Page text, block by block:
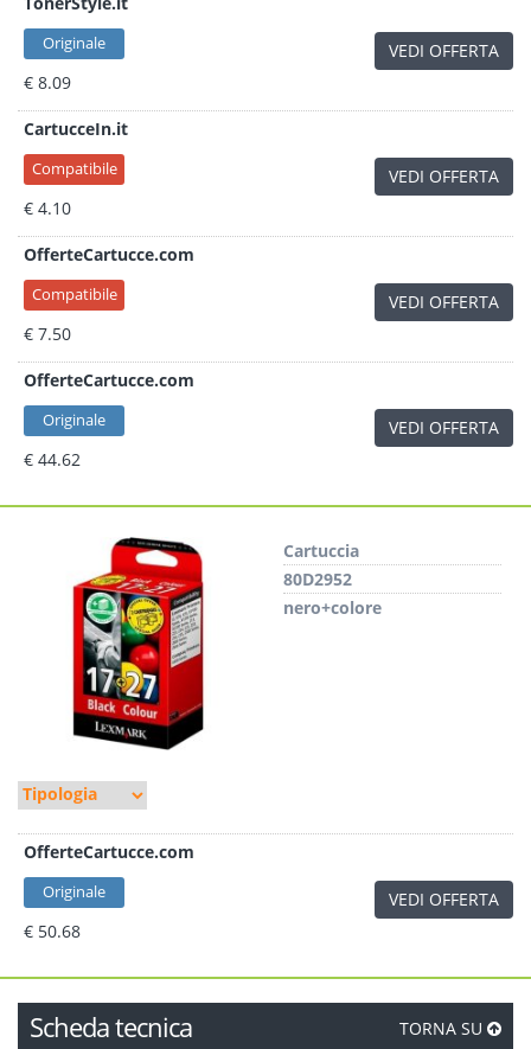
Originale
€ 8.09
VEDI OFFERTA
CartucceIn.it
Compatibile
€ 4.10
VEDI OFFERTA
OfferteCartucce.com
Compatibile
€ 7.50
VEDI OFFERTA
OfferteCartucce.com
Originale
€ 44.62
VEDI OFFERTA
Cartuccia
80D2952
nero+colore
OfferteCartucce.com
Originale
€ 50.68
VEDI OFFERTA
Scheda tecnica TORNA SU